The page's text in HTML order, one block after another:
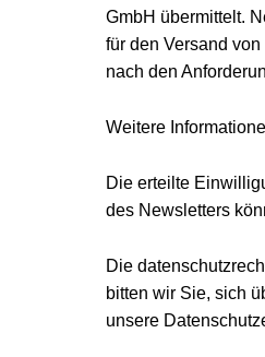
GmbH übermittelt.
für den Versand
nach den
Weitere
Die erteilte
des Newsletters
Die
bitten wir Sie, sich
unsere